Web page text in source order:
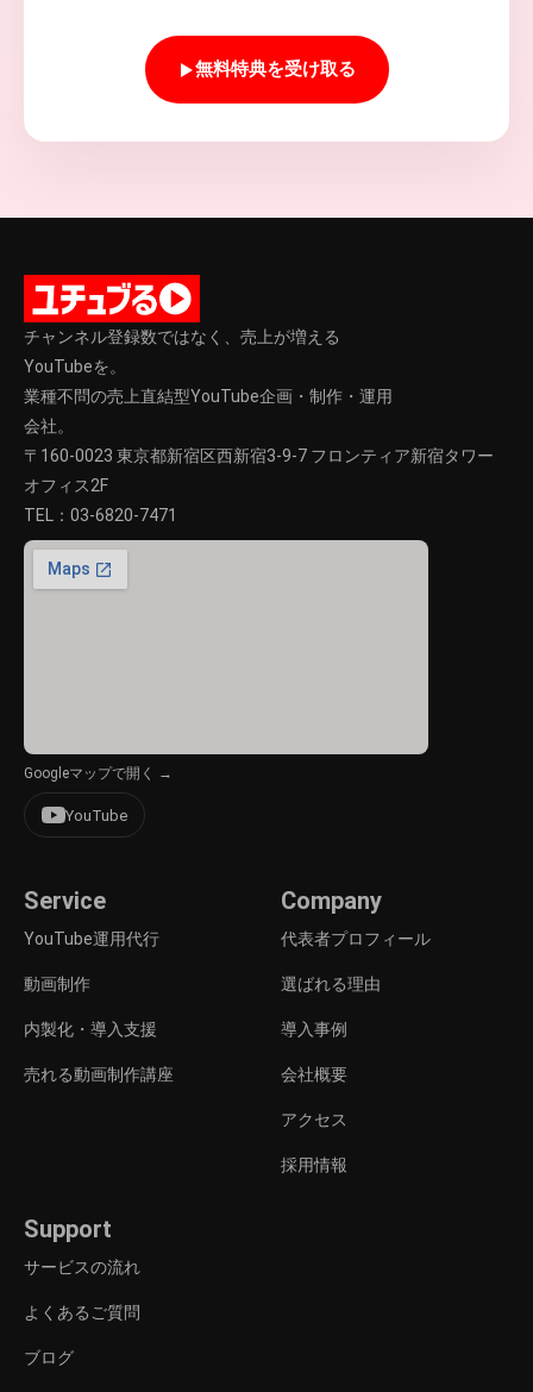
無料特典を受け取る
チャンネル登録数ではなく、売上が増える
YouTubeを。
業種不問の売上直結型YouTube企画・制作・運用
会社。
〒160-0023 東京都新宿区西新宿3-9-7 フロンティア新宿タワー
オフィス2F
TEL： 03-6820-7471
Googleマップで開く →
YouTube
Service
YouTube運用代行
動画制作
内製化・導入支援
売れる動画制作講座
Company
代表者プロフィール
選ばれる理由
導入事例
会社概要
アクセス
採用情報
Support
サービスの流れ
よくあるご質問
ブログ